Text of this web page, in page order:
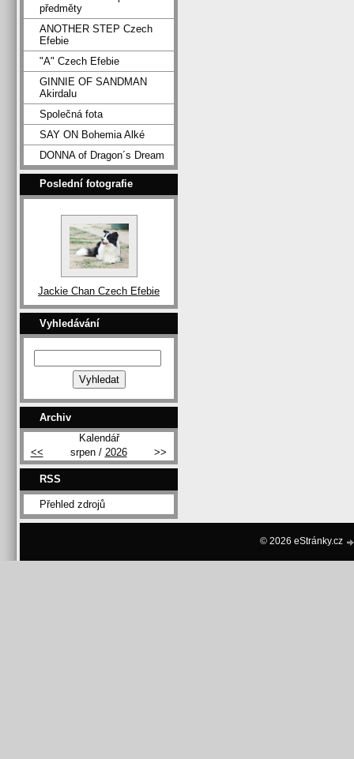
předměty
ANOTHER STEP Czech
Efebie
"A" Czech Efebie
GINNIE OF SANDMAN
Akirdalu
Společná fota
SAY ON Bohemia Alké
DONNA of Dragon´s Dream
Poslední fotografie
Jackie Chan Czech Efebie
Vyhledávání
Archiv
Kalendář
<<
srpen / 2026 >>
RSS
Přehled zdrojů
© 2026 eStránky.cz